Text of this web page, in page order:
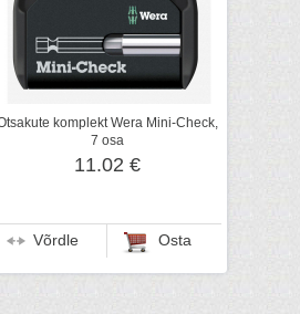
komplekt Wera Mini-Check,
7 osa
11.02 €
Võrdle Osta